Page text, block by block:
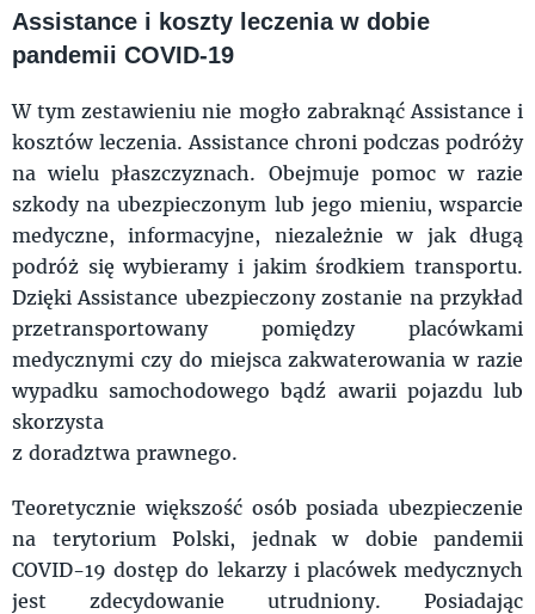
Assistance i koszty leczenia w dobie
pandemii COVID-19
W tym zestawieniu nie mogło zabraknąć Assistance i
kosztów leczenia. Assistance chroni podczas podróży
na wielu płaszczyznach. Obejmuje pomoc w razie
szkody na ubezpieczonym lub jego mieniu, wsparcie
medyczne, informacyjne, niezależnie w jak długą
podróż się wybieramy i jakim środkiem transportu.
Dzięki Assistance ubezpieczony zostanie na przykład
przetransportowany pomiędzy placówkami
medycznymi czy do miejsca zakwaterowania w razie
wypadku samochodowego bądź awarii pojazdu lub
skorzysta
z doradztwa prawnego.
Teoretycznie większość osób posiada ubezpieczenie
na terytorium Polski, jednak w dobie pandemii
COVID-19 dostęp do lekarzy i placówek medycznych
jest zdecydowanie utrudniony. Posiadając